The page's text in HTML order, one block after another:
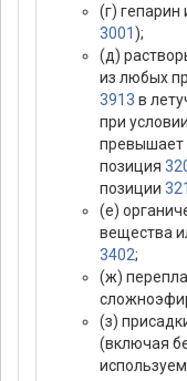
(г) гепарин
3001);
(д)
из любых
3913 в
при
превышает
позиция
позиции
(е)
вещества
3402;
(ж)
(з)
(включая